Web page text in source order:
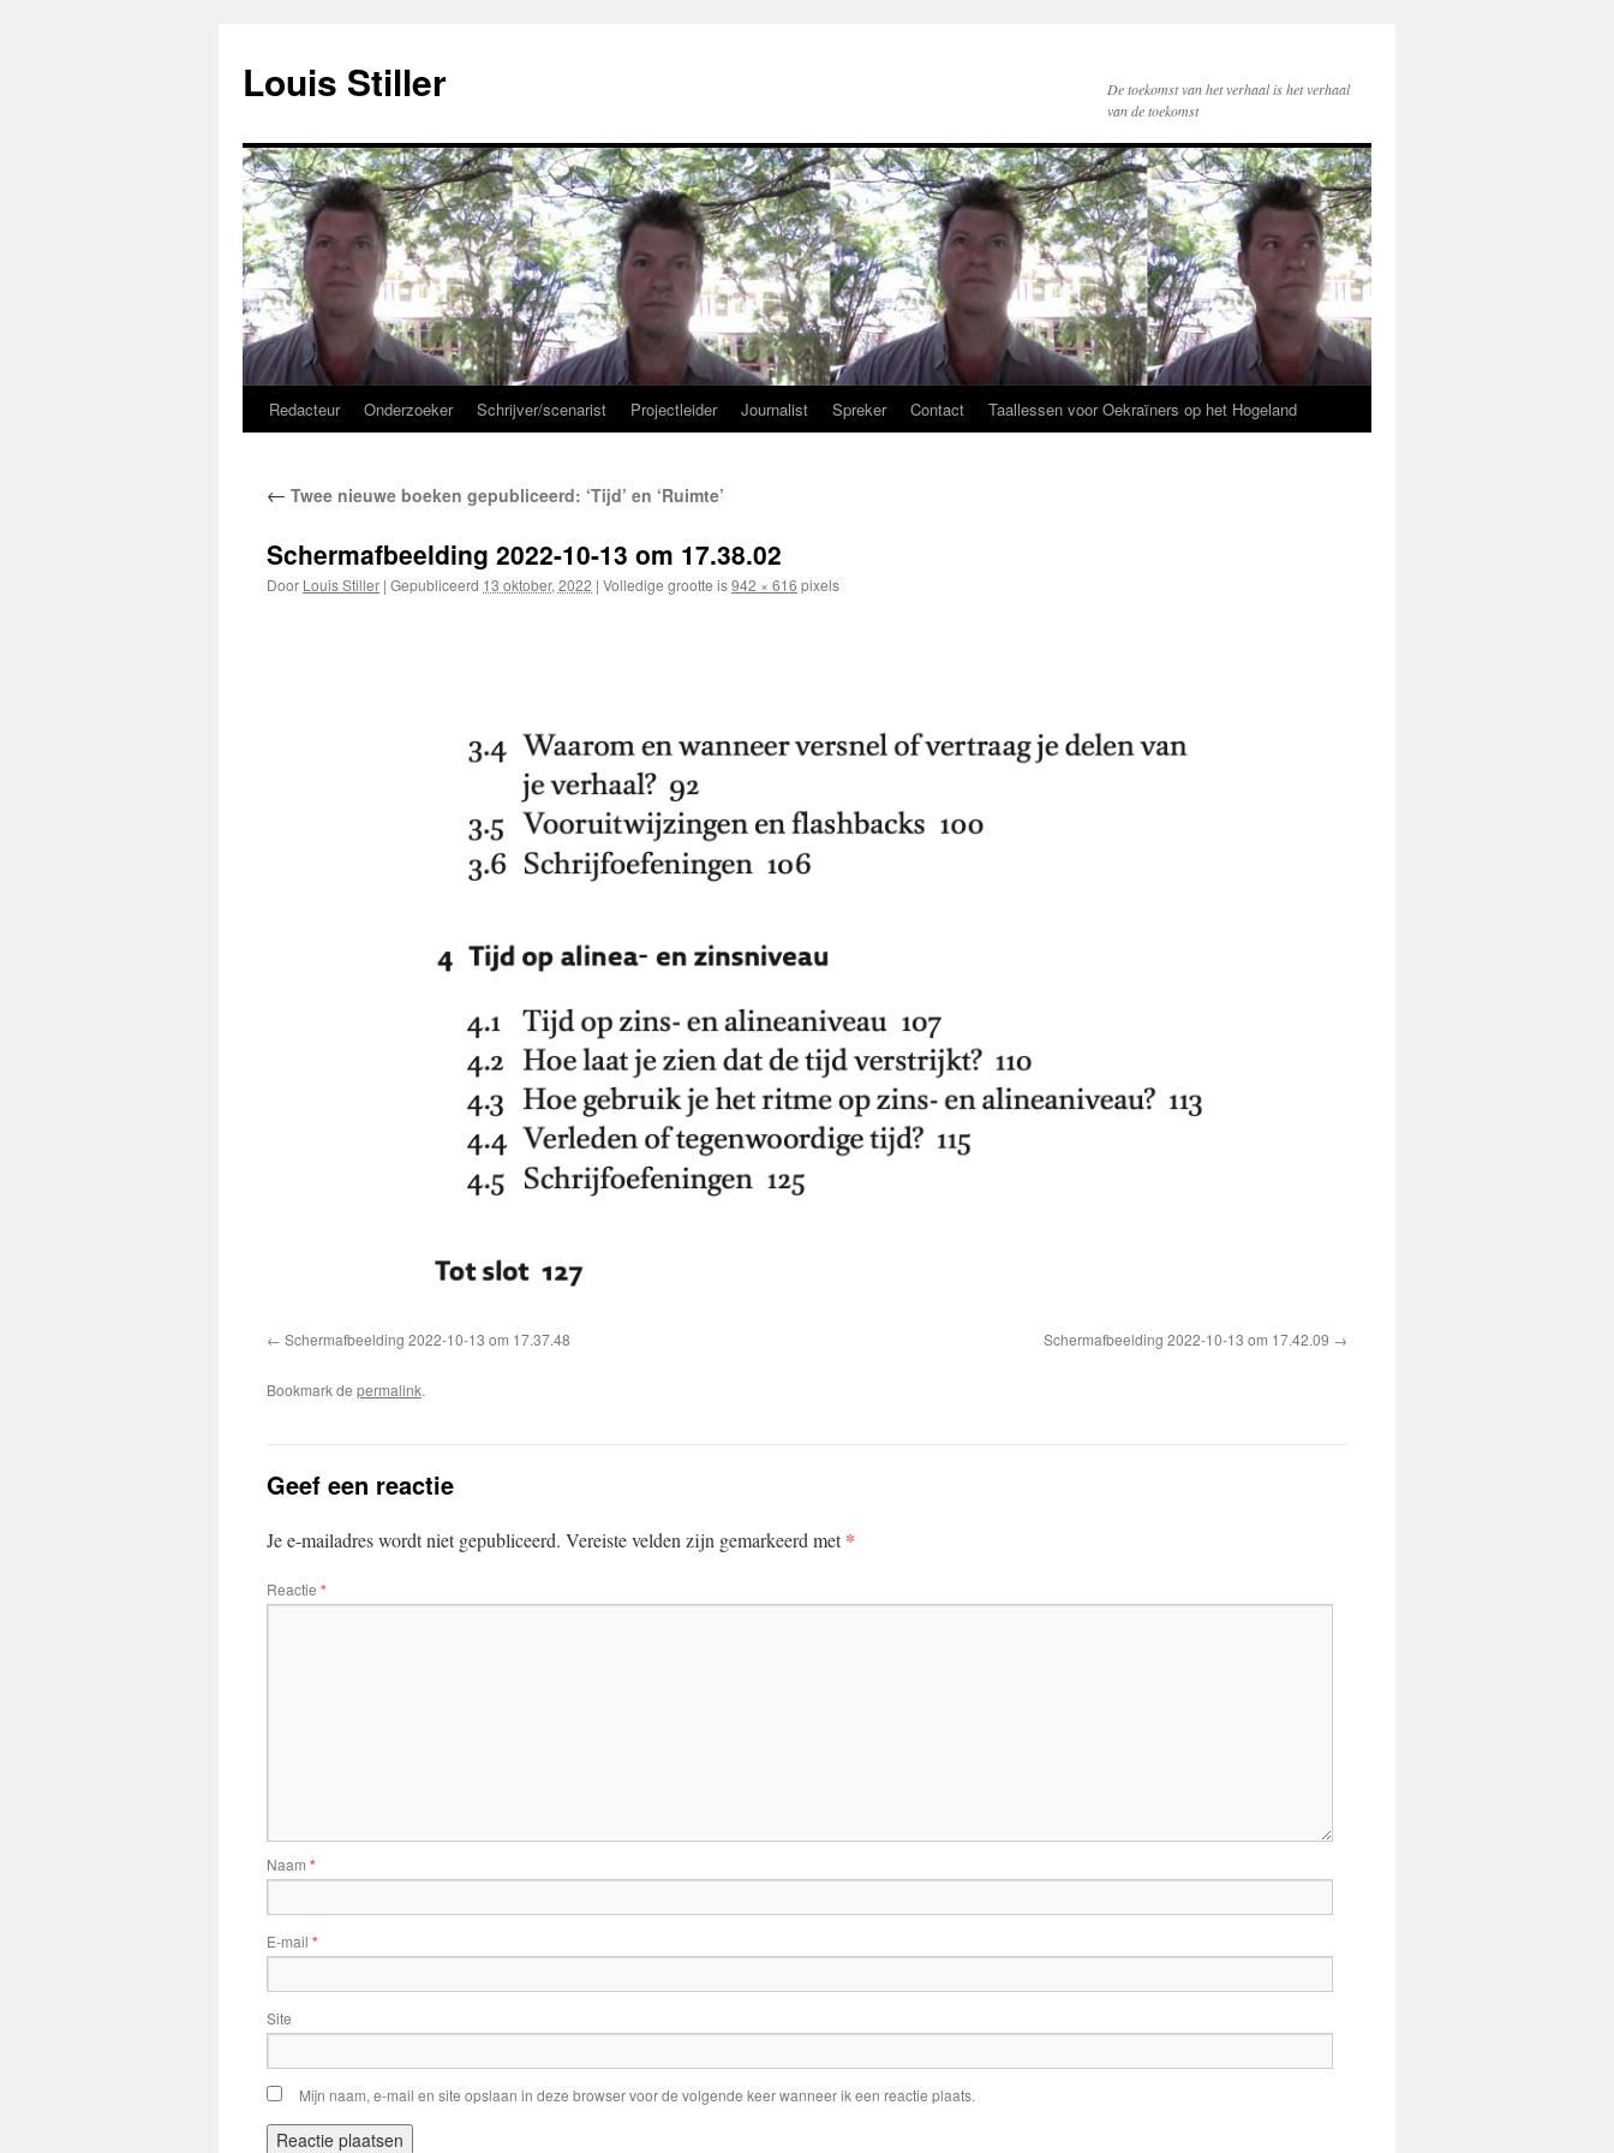
inhoud
Louis Stiller
De toekomst van het verhaal is het verhaal
van de toekomst
Redacteur Onderzoeker Schrijver/scenarist Projectleider Journalist Spreker Contact Taallessen voor Oekraïners op het Hogeland
← Twee nieuwe boeken gepubliceerd: ‘Tijd’ en ‘Ruimte’
Schermafbeelding 2022-10-13 om 17.38.02
Door Louis Stiller | Gepubliceerd 13 oktober, 2022 | Volledige grootte is942 × 616 pixels
Schermafbeelding 2022-10-13 om 17.37.48 Schermafbeelding 2022-10-13 om 17.42.09
Bookmark de permalink.
Geef een reactie
Je e-mailadres wordt niet gepubliceerd. Vereiste velden zijn gemarkeerd met*
Reactie *
Naam *
E-mail *
Site
Mijn naam, e-mail en site opslaan in deze browser voor de volgende keer wanneer ik een reactie plaats.